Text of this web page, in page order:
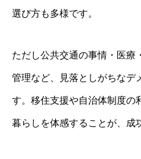
選び方も多様です。
ただし公共交通の事情・医療
管理など、見落としがちなデ
す。移住支援や自治体制度の
暮らしを体感することが、成